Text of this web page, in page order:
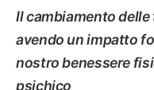
Il cambiamento
avendo un impatto
nostro benessere
psichico